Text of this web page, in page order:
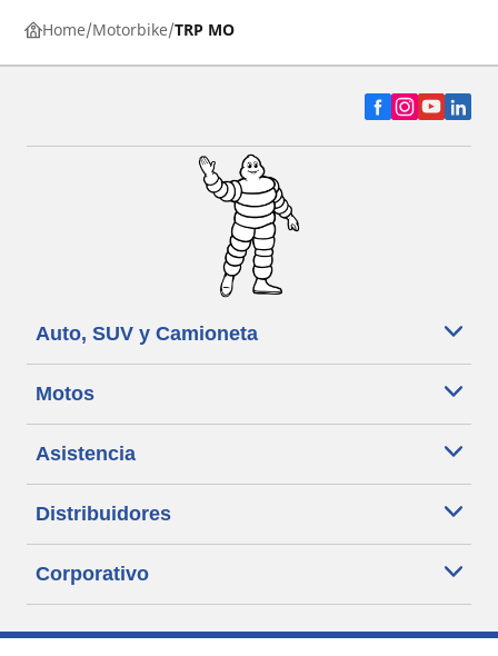
Home Motorbike TRP MO
Auto, SUV y Camioneta
Motos
Asistencia
Distribuidores
Corporativo